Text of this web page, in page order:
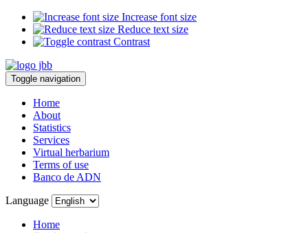
Increase font size
Reduce text size
Contrast
Toggle navigation
Home
About
Statistics
Services
Virtual herbarium
Terms of use
Banco de ADN
Language
Home